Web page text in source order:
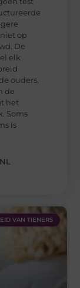
op
De
elk
ouders,
de
het
Soms
is
VAN TIENERS